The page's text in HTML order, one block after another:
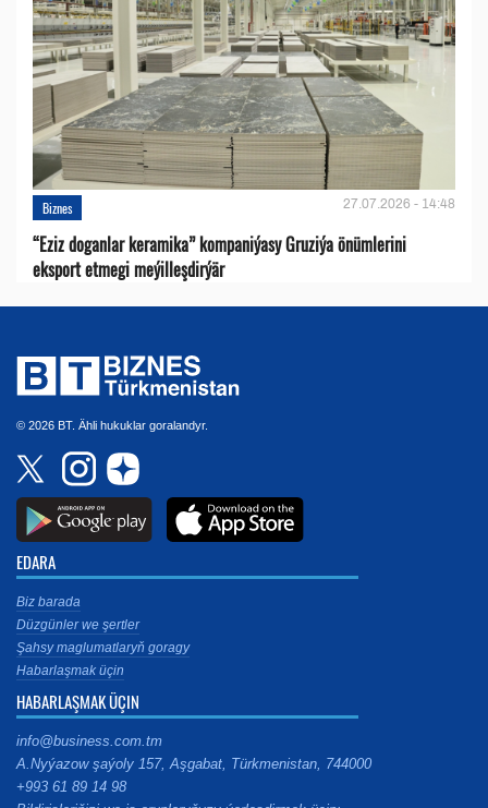
Biznes 27.07.2026 - 14:48
“Eziz doganlar keramika” kompaniýasy Gruziýa önümlerini
eksport etmegi meýilleşdirýär
© 2026 BT. Ähli hukuklar goralandyr.
EDARA
Biz barada
Düzgünler we şertler
Şahsy maglumatlaryň goragy
Habarlaşmak üçin
HABARLAŞMAK ÜÇIN
info@business.com.tm
A.Nyýazow şaýoly 157, Aşgabat, Türkmenistan, 744000
+993 61 89 14 98